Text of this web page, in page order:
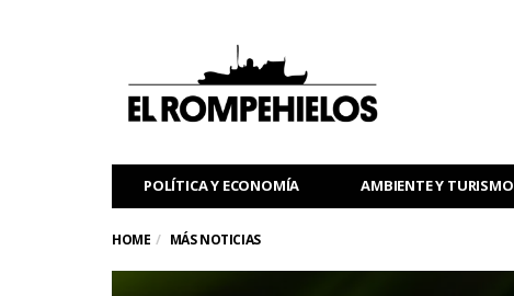
POLÍTICA Y ECONOMÍA AMBIENTE Y TURISMO
HOME MÁS NOTICIAS